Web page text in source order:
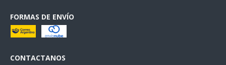
FORMAS DE ENVÍO
CONTACTANOS